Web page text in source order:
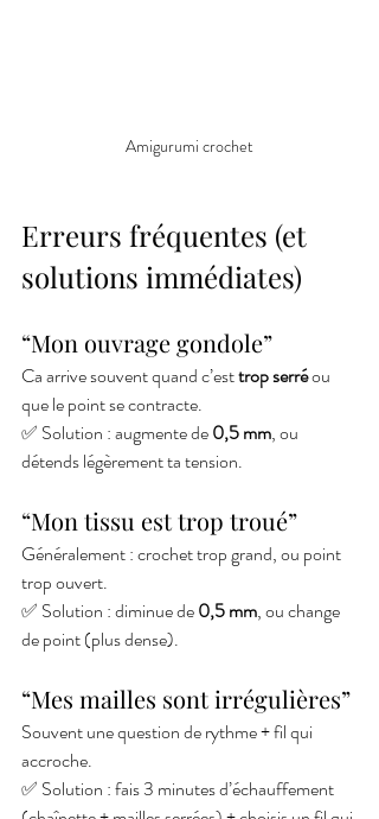
Amigurumi crochet
Erreurs fréquentes (et
solutions immédiates)
“Mon ouvrage gondole”
Ca arrive souvent quand c’est trop serré ou
que le point se contracte.
✅ Solution : augmente de 0,5 mm, ou
détends légèrement ta tension.
“Mon tissu est trop troué”
Généralement : crochet trop grand, ou point
trop ouvert.
✅ Solution : diminue de 0,5 mm, ou change
de point (plus dense).
“Mes mailles sont irrégulières”
Souvent une question de rythme + fil qui
accroche.
✅ Solution : fais 3 minutes d’échauffement